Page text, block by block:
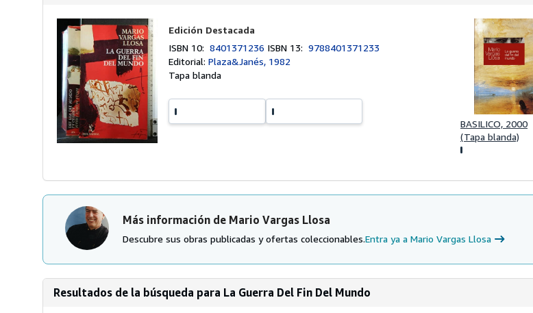
Edición Destacada
ISBN 10:8401371236 ISBN 13:9788401371233
Editorial:Plaza&Janés, 1982
Tapa blanda
BASILICO, 2000
(Tapa blanda)
Más información de Mario Vargas Llosa
Descubre sus obras publicadas y ofertas coleccionables.Entra ya a Mario Vargas Llosa
Resultados de la búsqueda para La Guerra Del Fin Del Mundo